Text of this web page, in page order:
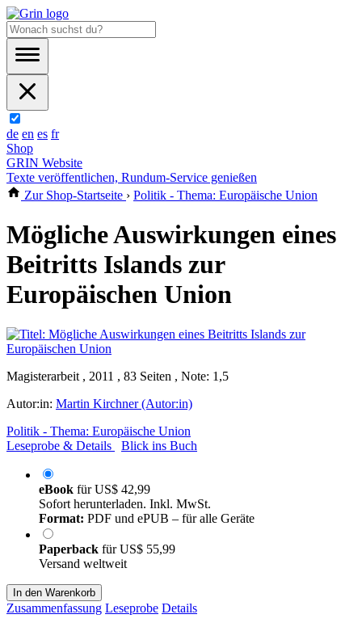
de en es fr
Shop
GRIN Website
Texte veröffentlichen, Rundum-Service genießen
Zur Shop-Startseite › Politik - Thema: Europäische Union
Mögliche Auswirkungen eines
Beitritts Islands zur
Europäischen Union
Magisterarbeit , 2011 , 83 Seiten , Note: 1,5
Autor:in: Martin Kirchner (Autor:in)
Politik - Thema: Europäische Union
Leseprobe & Details
Blick ins Buch
eBook fürUS$ 42,99
Sofort herunterladen. Inkl. MwSt.
Format: PDF und ePUB – für alle Geräte
Paperback fürUS$ 55,99
Versand weltweit
In den Warenkorb
Zusammenfassung Leseprobe Details